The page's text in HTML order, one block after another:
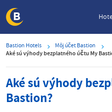
to
main
content
Bastion Hotels
Môj účet Bastion
Aké sú výhody bezplatného účtu My
Aké sú výhody
Bastion?